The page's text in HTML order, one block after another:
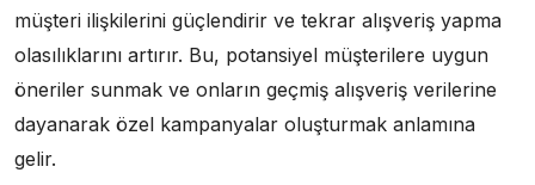
müşteri ilişkilerini güçlendirir ve tekrar alışveriş yapma
olasılıklarını artırır. Bu, potansiyel müşterilere uygun
öneriler sunmak ve onların geçmiş alışveriş verilerine
dayanarak özel kampanyalar oluşturmak anlamına
gelir.